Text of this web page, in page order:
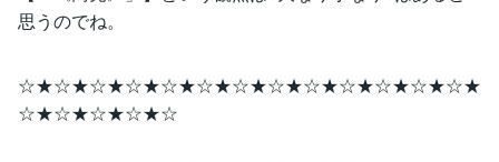
思うのでね。
☆★☆★☆★☆★☆★☆★☆★☆★☆★☆★☆★☆★☆★
☆★☆★☆★☆★☆